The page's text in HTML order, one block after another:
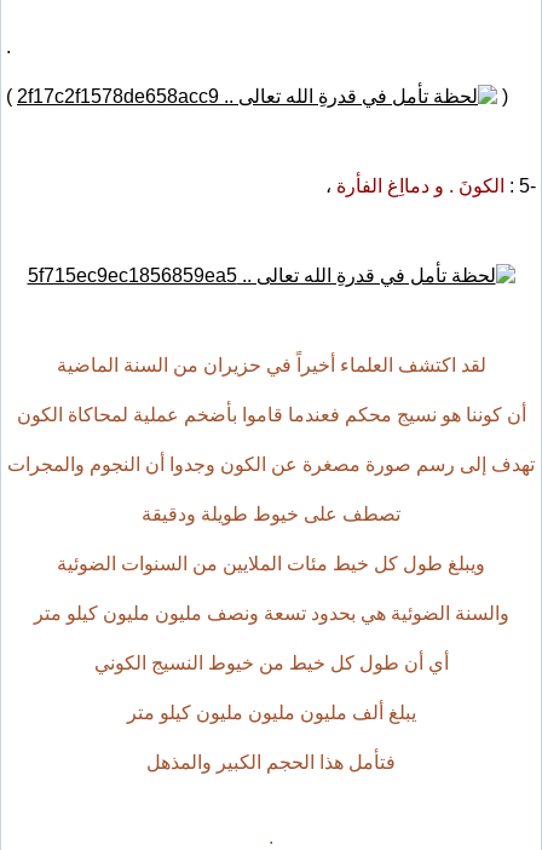
.
(
)
-5 : الكونَ . و دمااِغ الفأرة ،
لقد اكتشف العلماء أخيراً في حزيران من السنة الماضية
أن كوننا هو نسيج محكم فعندما قاموا بأضخم عملية لمحاكاة الكون
تهدف إلى رسم صورة مصغرة عن الكون وجدوا أن النجوم والمجرات
تصطف على خيوط طويلة ودقيقة
ويبلغ طول كل خيط مئات الملايين من السنوات الضوئية
والسنة الضوئية هي بحدود تسعة ونصف مليون مليون كيلو متر
أي أن طول كل خيط من خيوط النسيج الكوني
يبلغ ألف مليون مليون مليون كيلو متر
فتأمل هذا الحجم الكبير والمذهل
.